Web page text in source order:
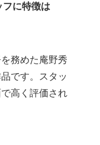
フに特徴は
務めた庵野秀
です。スタッ
高く評価され